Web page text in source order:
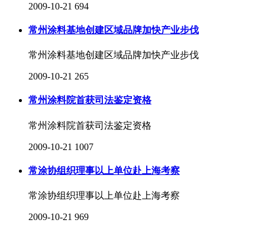
2009-10-21 694
常州涂料基地创建区域品牌加快产业步伐
常州涂料基地创建区域品牌加快产业步伐
2009-10-21 265
常州涂料院首获司法鉴定资格
常州涂料院首获司法鉴定资格
2009-10-21 1007
常涂协组织理事以上单位赴上海考察
常涂协组织理事以上单位赴上海考察
2009-10-21 969